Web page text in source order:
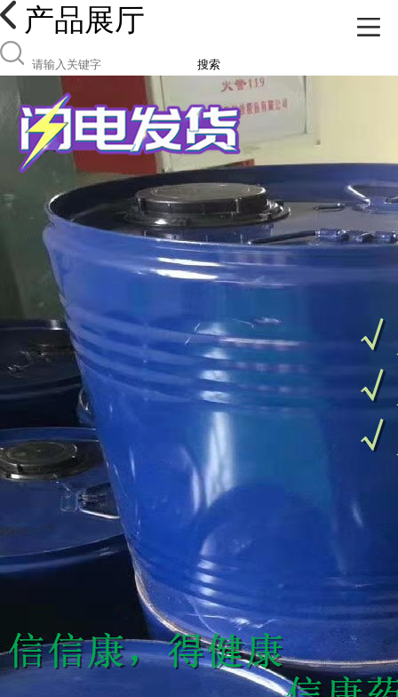
产品展厅
搜索